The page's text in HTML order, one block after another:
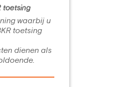
toetsing
waarbij u
toetsing
dienen als